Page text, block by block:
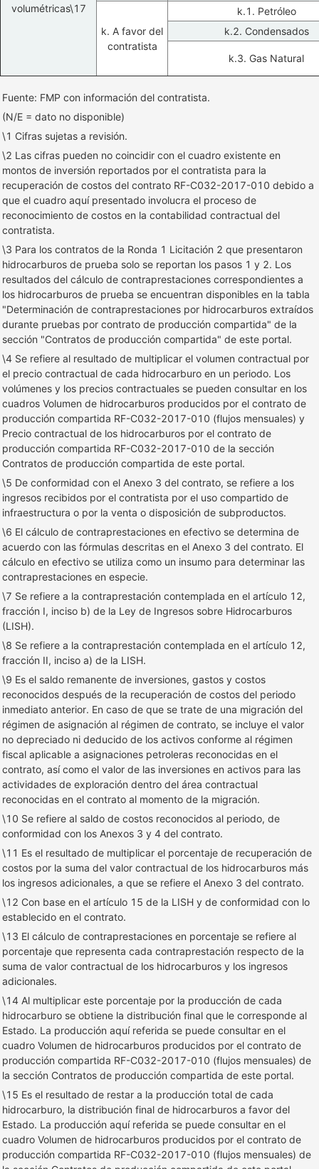
volumétricas\17
k. A favor del
contratista
k.1. Petróleo
k.2. Condensados
k.3. Gas Natural
Fuente: FMP con información del contratista.
(N/E = dato no disponible)
\1 Cifras sujetas a revisión.
\2 Las cifras pueden no coincidir con el cuadro existente en
montos de inversión reportados por el contratista para la
recuperación de costos del contrato RF-C032-2017-010 debido a
que el cuadro aquí presentado involucra el proceso de
reconocimiento de costos en la contabilidad contractual del
contratista.
\3 Para los contratos de la Ronda 1 Licitación 2 que presentaron
hidrocarburos de prueba solo se reportan los pasos 1 y 2. Los
resultados del cálculo de contraprestaciones correspondientes a
los hidrocarburos de prueba se encuentran disponibles en la tabla
"Determinación de contraprestaciones por hidrocarburos extraídos
durante pruebas por contrato de producción compartida" de la
sección "Contratos de producción compartida" de este portal.
\4 Se refiere al resultado de multiplicar el volumen contractual por
el precio contractual de cada hidrocarburo en un periodo. Los
volúmenes y los precios contractuales se pueden consultar en los
cuadros Volumen de hidrocarburos producidos por el contrato de
producción compartida RF-C032-2017-010 (flujos mensuales) y
Precio contractual de los hidrocarburos por el contrato de
producción compartida RF-C032-2017-010 de la sección
Contratos de producción compartida de este portal.
\5 De conformidad con el Anexo 3 del contrato, se refiere a los
ingresos recibidos por el contratista por el uso compartido de
infraestructura o por la venta o disposición de subproductos.
\6 El cálculo de contraprestaciones en efectivo se determina de
acuerdo con las fórmulas descritas en el Anexo 3 del contrato. El
cálculo en efectivo se utiliza como un insumo para determinar las
contraprestaciones en especie.
\7 Se refiere a la contraprestación contemplada en el artículo 12,
fracción I, inciso b) de la Ley de Ingresos sobre Hidrocarburos
(LISH).
\8 Se refiere a la contraprestación contemplada en el artículo 12,
fracción II, inciso a) de la LISH.
\9 Es el saldo remanente de inversiones, gastos y costos
reconocidos después de la recuperación de costos del periodo
inmediato anterior. En caso de que se trate de una migración del
régimen de asignación al régimen de contrato, se incluye el valor
no depreciado ni deducido de los activos conforme al régimen
fiscal aplicable a asignaciones petroleras reconocidas en el
contrato, así como el valor de las inversiones en activos para las
actividades de exploración dentro del área contractual
reconocidas en el contrato al momento de la migración.
\10 Se refiere al saldo de costos reconocidos al periodo, de
conformidad con los Anexos 3 y 4 del contrato.
\11 Es el resultado de multiplicar el porcentaje de recuperación de
costos por la suma del valor contractual de los hidrocarburos más
los ingresos adicionales, a que se refiere el Anexo 3 del contrato.
\12 Con base en el artículo 15 de la LISH y de conformidad con lo
establecido en el contrato.
\13 El cálculo de contraprestaciones en porcentaje se refiere al
porcentaje que representa cada contraprestación respecto de la
suma de valor contractual de los hidrocarburos y los ingresos
adicionales.
\14 Al multiplicar este porcentaje por la producción de cada
hidrocarburo se obtiene la distribución final que le corresponde al
Estado. La producción aquí referida se puede consultar en el
cuadro Volumen de hidrocarburos producidos por el contrato de
producción compartida RF-C032-2017-010 (flujos mensuales) de
la sección Contratos de producción compartida de este portal.
\15 Es el resultado de restar a la producción total de cada
hidrocarburo, la distribución final de hidrocarburos a favor del
Estado. La producción aquí referida se puede consultar en el
cuadro Volumen de hidrocarburos producidos por el contrato de
producción compartida RF-C032-2017-010 (flujos mensuales) de